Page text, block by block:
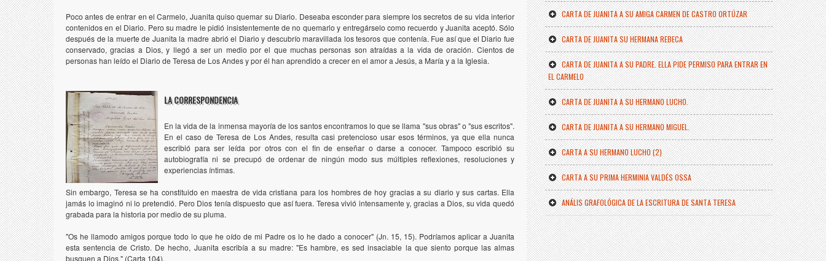
Poco antes de entrar en el Carmelo, Juanita quiso quemar su Diario. Deseaba esconder para siempre los secretos de su vida interior
contenidos en el Diario. Pero su madre le pidió insistentemente de no quemarlo y entregárselo como recuerdo y Juanita aceptó. Sólo
después de la muerte de Juanita la madre abrió el Diario y descubrío maravillada los tesoros que contenía. Fue así que el Diario fue
conservado, gracias a Dios, y llegó a ser un medio por el que muchas personas son atraídas a la vida de oración. Cientos de
personas han leído el Diario de Teresa de Los Andes y por él han aprendido a crecer en el amor a Jesús, a María y a la Iglesia.
LA CORRESPONDENCIA
En la vida de la inmensa mayoría de los santos encontramos lo que se llama "sus obras" o "sus escritos".
En el caso de Teresa de Los Andes, resulta casi pretencioso usar esos términos, ya que ella nunca
escribió para ser leída por otros con el fin de enseñar o darse a conocer. Tampoco escribió su
autobiografía ni se precupó de ordenar de ningún modo sus múltiples reflexiones, resoluciones y
experiencias íntimas.
Sin embargo, Teresa se ha constituido en maestra de vida cristiana para los hombres de hoy gracias a su diario y sus cartas. Ella
jamás lo imaginó ni lo pretendió. Pero Dios tenía dispuesto que así fuera. Teresa vivió intensamente y, gracias a Dios, su vida quedó
grabada para la historia por medio de su pluma.
"Os he llamodo amigos porque todo lo que he oído de mi Padre os lo he dado a conocer" (Jn. 15, 15). Podríamos aplicar a Juanita
esta sentencia de Cristo. De hecho, Juanita escribía a su madre: "Es hambre, es sed insaciable la que siento porque las almas
busquen a Dios." (Carta 104).
CARTA DE JUANITA A SU AMIGA CARMEN DE CASTRO ORTÚZAR
CARTA DE JUANITA SU HERMANA REBECA
CARTA DE JUANITA A SU PADRE. ELLA PIDE PERMISO PARA ENTRAR EN
EL CARMELO
CARTA DE JUANITA A SU HERMANO LUCHO.
CARTA DE JUANITA A SU HERMANO MIGUEL.
CARTA A SU HERMANO LUCHO (2)
CARTA A SU PRIMA HERMINIA VALDÉS OSSA
ANÁLIS GRAFOLÓGICA DE LA ESCRITURA DE SANTA TERESA